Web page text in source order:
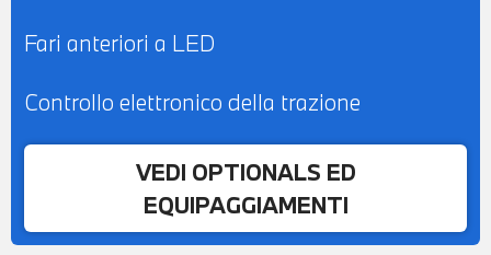
Fari anteriori a LED
Controllo elettronico della trazione
VEDI OPTIONALS ED
EQUIPAGGIAMENTI